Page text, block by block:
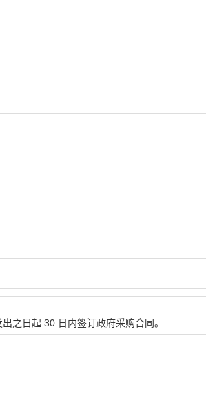
之日起 30 日内签订政府采购合同。